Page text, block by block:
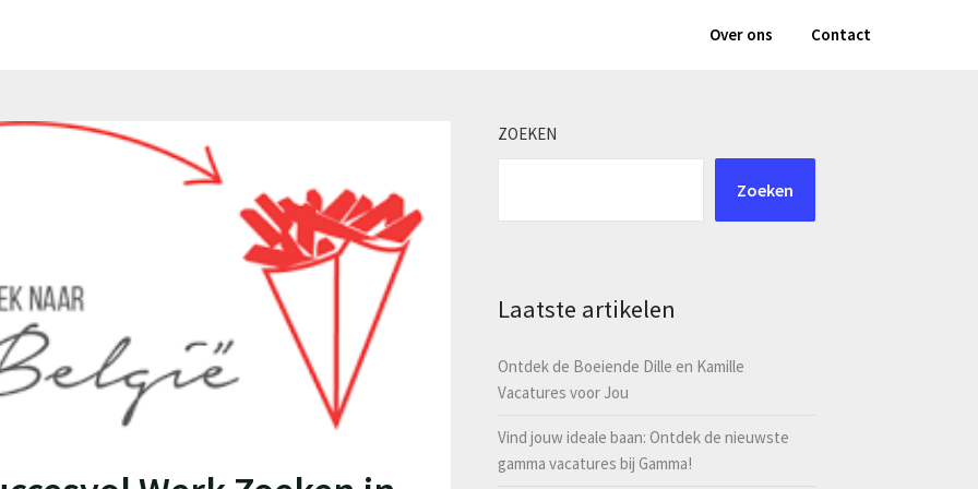
Over ons Contact
ZOEKEN
Zoeken
Laatste artikelen
Ontdek de Boeiende Dille en Kamille
Vacatures voor Jou
Vind jouw ideale baan: Ontdek de nieuwste
gamma vacatures bij Gamma!